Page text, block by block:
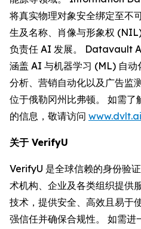
将真实物理对象安全绑定至不
生及名称、肖像与形象权
负责任 AI 发展。 Datavault
涵盖 AI 与机器学习 (ML) 自动
分析、营销自动化以及广告监
位于俄勒冈州比弗顿。 如需
的信息，敬请访问 www.dvlt.ai
关于 VerifyU
VerifyU 是全球信赖的身份验
术机构、企业及各类组织提供
技术，提供安全、高效且易于
强信任并确保合规性。 如需